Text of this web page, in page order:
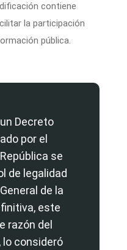
contiene
la participación
pública.
Decreto
por el
se
de legalidad
de la
este
razón del
lo consideró